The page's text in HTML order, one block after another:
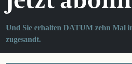
Und Sie erhalten DATUM zehn Mal
zugesandt.